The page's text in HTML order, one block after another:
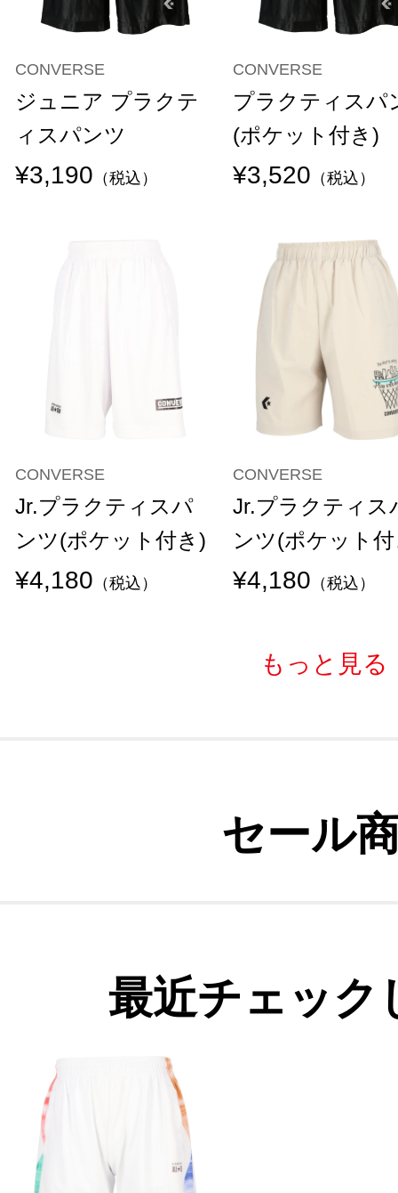
CONVERSE
ジュニア プラクテ
ィスパンツ
¥3,190 （税込）
CONVERSE
プラクティスパ
(ポケット付き)
¥3,520 （税込）
CONVERSE
Jr.プラクティスパ
ンツ(ポケット付き)
¥4,180 （税込）
CONVERSE
Jr.プラクティス
ンツ(ポケット
¥4,180 （税込）
もっと見る
セール
最近チェック